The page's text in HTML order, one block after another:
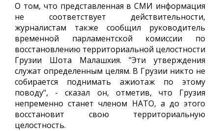
О том, что представленная в СМИ информация
не соответствует действительности,
журналистам также сообщил руководитель
временной парламентской комиссии по
восстановлению территориальной целостности
Грузии Шота Малашхия. "Эти утверждения
служат определенным целям. В Грузии никто не
собирается поднимать ажиотаж по этому
поводу", - сказал он, отметив, что Грузия
непременно станет членом НАТО, а до этого
восстановит свою территориальную
целостность.